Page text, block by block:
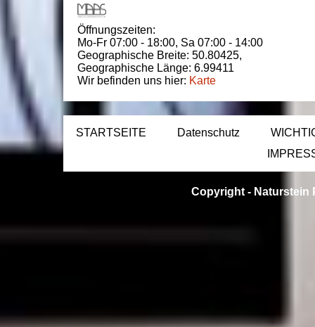
Öffnungszeiten:
Mo-Fr 07:00 - 18:00, Sa 07:00 - 14:00
Geographische Breite: 50.80425,
Geographische Länge: 6.99411
Wir befinden uns hier: Karte
STARTSEITE Datenschutz
Copyright - Naturstein